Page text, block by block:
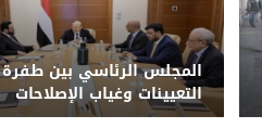
المجلس الرئاسي بين طفرة
التعيينات وغياب الإصلاحات